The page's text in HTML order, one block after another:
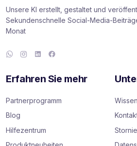
Unsere KI erstellt, gestaltet und
Sekundenschnelle Social-Media-
Monat
Erfahren Sie mehr
Partnerprogramm
Blog
Hilfezentrum